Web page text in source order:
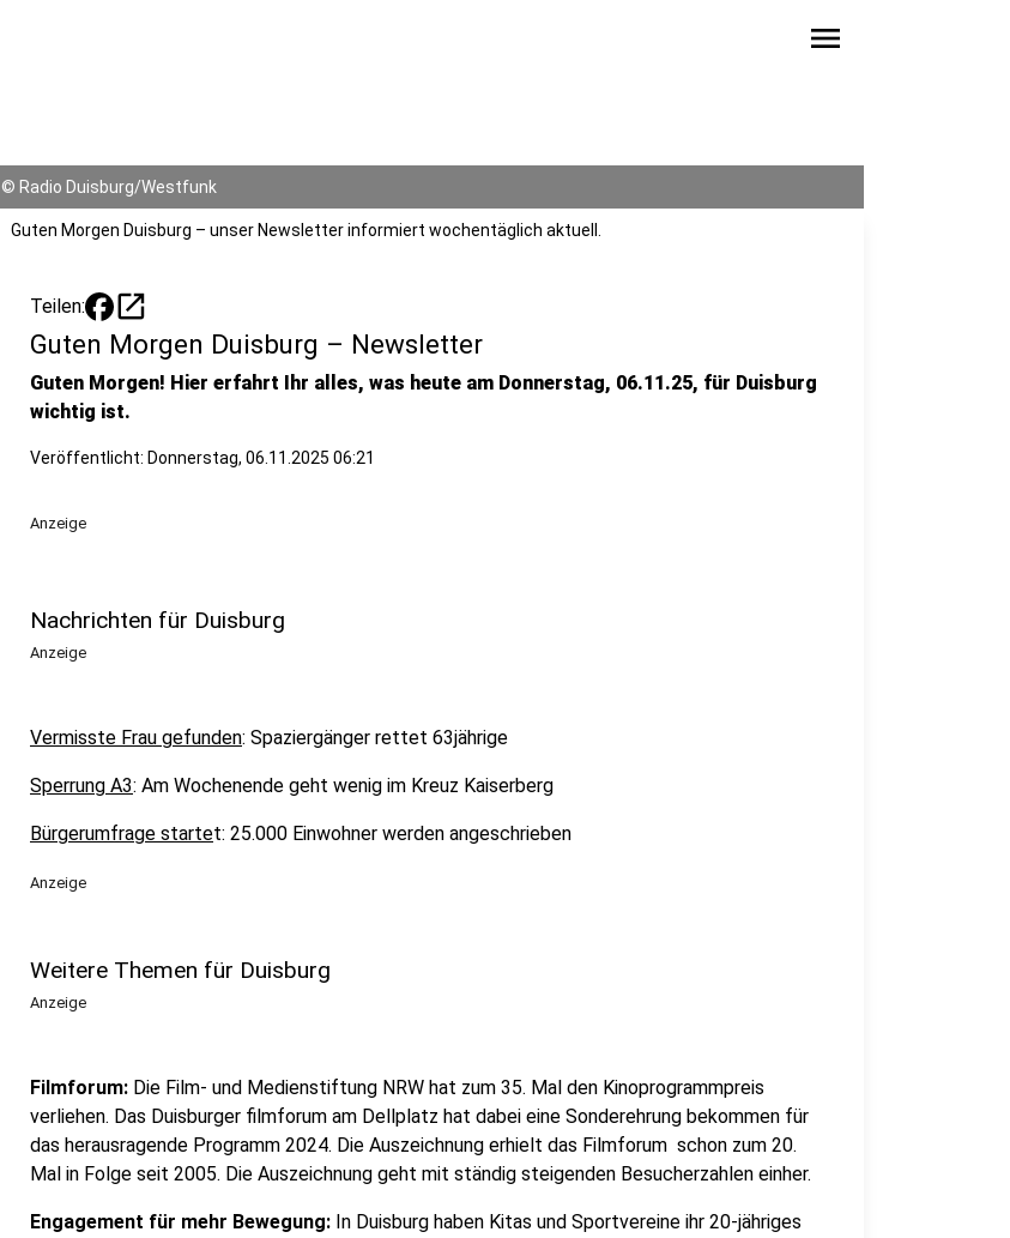
menu
© Radio Duisburg/Westfunk
Guten Morgen Duisburg – unser Newsletter informiert wochentäglich aktuell.
Teilen: open_in_new
Guten Morgen Duisburg – Newsletter
Guten Morgen! Hier erfahrt Ihr alles, was heute am Donnerstag, 06.11.25, für Duisburg
wichtig ist.
Veröffentlicht: Donnerstag, 06.11.2025 06:21
Anzeige
Nachrichten für Duisburg
Anzeige
Vermisste Frau gefunden: Spaziergänger rettet 63jährige
Sperrung A3: Am Wochenende geht wenig im Kreuz Kaiserberg
Bürgerumfrage startet: 25.000 Einwohner werden angeschrieben
Anzeige
Weitere Themen für Duisburg
Anzeige
Filmforum: Die Film- und Medienstiftung NRW hat zum 35. Mal den Kinoprogrammpreis
verliehen. Das Duisburger filmforum am Dellplatz hat dabei eine Sonderehrung bekommen für
das herausragende Programm 2024. Die Auszeichnung erhielt das Filmforum schon zum 20.
Mal in Folge seit 2005. Die Auszeichnung geht mit ständig steigenden Besucherzahlen einher.
Engagement für mehr Bewegung: In Duisburg haben Kitas und Sportvereine ihr 20-jähriges